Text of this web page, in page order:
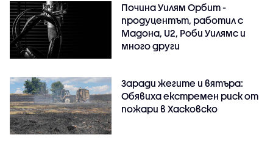
Почина Уилям Орбит -
продуцентът, работил с
Мадона, U2, Роби Уилямс и
много други
Заради жегите и вятъра:
Обявиха екстремен риск от
пожари в Хасковско